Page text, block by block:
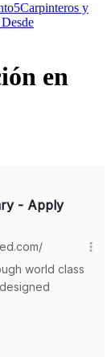
5Carpinteros y
en